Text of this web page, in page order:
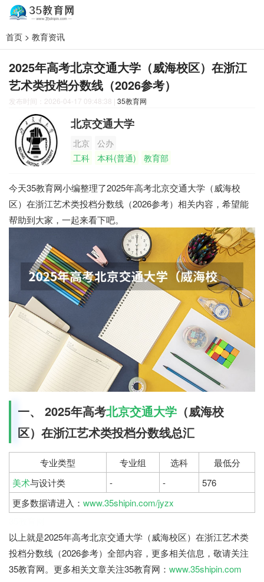
首页 > 教育资讯
2025年高考北京交通大学（威海校区）在浙江
艺术类投档分数线（2026参考）
发布时间：2026-04-17 09:48:38 | 35教育网
北京交通大学
北京
公办
工科
本科(普通) 教育部
今天35教育网小编整理了2025年高考北京交通大学（威海校
区）在浙江艺术类投档分数线（2026参考）相关内容，希望能
帮助到大家，一起来看下吧。
一、 2025年高考北京交通大学 （威海校
区）在浙江艺术类投档分数线总汇
专业类型 专业组 选科
最低分
美术与设计类 - -
576
更多数据请进入： www.35shipin.com/jyzx
以上就是2025年高考北京交通大学（威海校区）在浙江艺术类
投档分数线（2026参考）全部内容，更多相关信息，敬请关注
35教育网。更多相关文章关注35教育网： www.35shipin.com